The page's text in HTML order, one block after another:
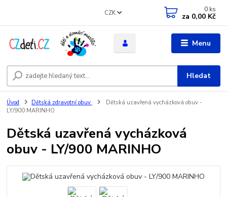
Menu
CZK
Hledat
0 ks
za 0,00 Kč
Úvod Dětská zdravotní obuv
Dětská uzavřená vycházková obuv -
LY/900 MARINHO
Dětská uzavřená vycházková
obuv - LY/900 MARINHO